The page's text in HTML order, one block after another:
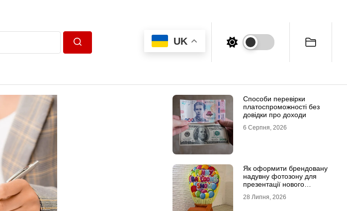
UK
Способи перевірки
платоспроможності без
довідки про доходи
6 Серпня, 2026
Як оформити брендовану
надувну фотозону для
презентації нового
28 Липня, 2026